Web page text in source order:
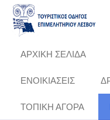
ΑΡΧΙΚΗ ΣΕΛΙΔΑ
ΕΝΟΙΚΙΑΣΕΙΣ
ΤΟΠΙΚΗ ΑΓΟΡΑ